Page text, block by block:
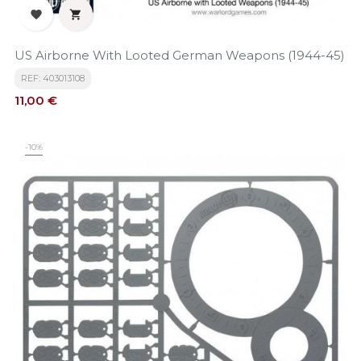
 
US Airborne With Looted German Weapons (1944-45)
REF: 403013108
Precio
11,00 €
-10%